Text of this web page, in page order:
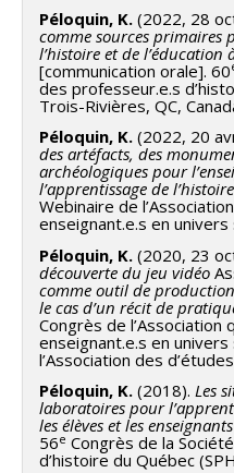
Péloquin, K. (2022, 28
comme sources primaires
l’histoire et de l’éducation
[communication orale]. 60
des professeur.e.s
Trois-Rivières, QC,
Péloquin, K. (2022, 20
des artéfacts, des
archéologiques pour
l’apprentissage de
Webinaire de
enseignant.e.s en univers
Péloquin, K. (2020, 23
découverte du jeu vidéo
comme outil de
le cas d’un récit de
Congrès de l’Association
enseignant.e.s en univers
l’Association des
Péloquin, K. (2018). Les
laboratoires pour
les élèves et les enseignants
56e Congrès de la
d’histoire du Québec